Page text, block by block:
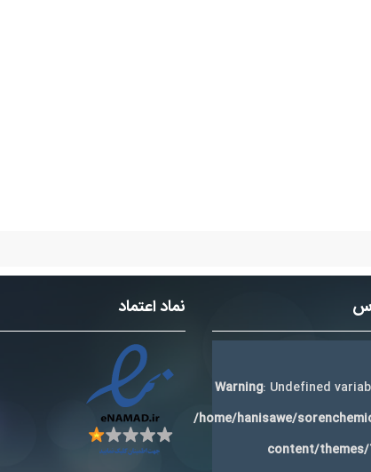
Warning: Undefined
/home/hanisawe/
content/themes/
نماد اعتماد